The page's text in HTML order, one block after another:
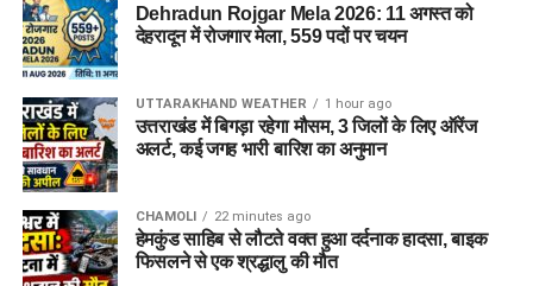
Dehradun Rojgar Mela 2026: 11 अगस्त को
देहरादून में रोजगार मेला, 559 पदों पर चयन
UTTARAKHAND WEATHER 1 hour ago
उत्तराखंड में बिगड़ा रहेगा मौसम, 3 जिलों के लिए ऑरेंज
अलर्ट, कई जगह भारी बारिश का अनुमान
CHAMOLI 22 minutes ago
हेमकुंड साहिब से लौटते वक्त हुआ दर्दनाक हादसा, बाइक
फिसलने से एक श्रद्धालु की मौत